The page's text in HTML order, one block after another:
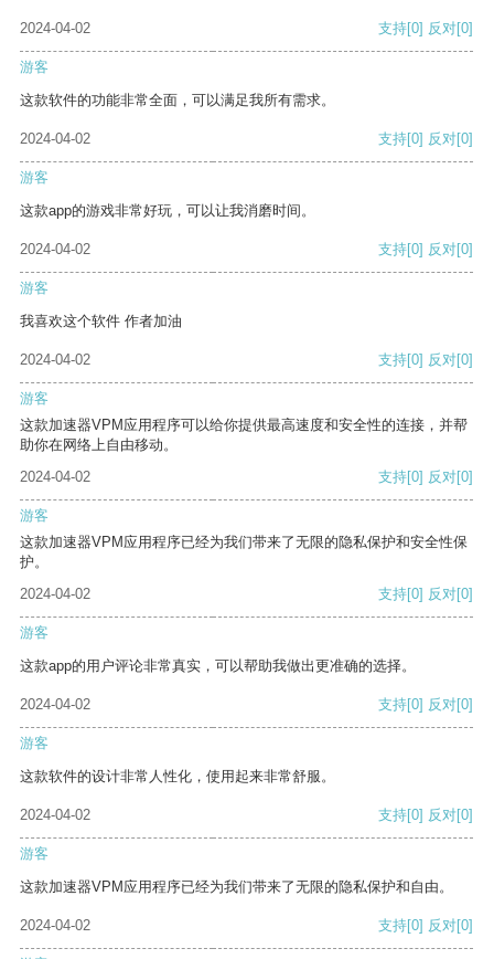
2024-04-02 支持[0] 反对[0]
游客
这款软件的功能非常全面，可以满足我所有需求。
2024-04-02 支持[0] 反对[0]
游客
这款app的游戏非常好玩，可以让我消磨时间。
2024-04-02 支持[0] 反对[0]
游客
我喜欢这个软件 作者加油
2024-04-02 支持[0] 反对[0]
游客
这款加速器VPM应用程序可以给你提供最高速度和安全性的连接，并帮
助你在网络上自由移动。
2024-04-02
支持[0] 反对[0]
游客
这款加速器VPM应用程序已经为我们带来了无限的隐私保护和安全性保
护。
2024-04-02
支持[0] 反对[0]
游客
这款app的用户评论非常真实，可以帮助我做出更准确的选择。
2024-04-02 支持[0] 反对[0]
游客
这款软件的设计非常人性化，使用起来非常舒服。
2024-04-02 支持[0] 反对[0]
游客
这款加速器VPM应用程序已经为我们带来了无限的隐私保护和自由。
2024-04-02 支持[0] 反对[0]